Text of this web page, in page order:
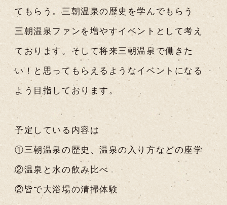
てもらう。三朝温泉の歴史を学んでもらう
三朝温泉ファンを増やすイベントとして考え
ております。そして将来三朝温泉で働きた
い！と思ってもらえるようなイベントになる
よう目指しております。
予定している内容は
①三朝温泉の歴史、温泉の入り方などの座学
②温泉と水の飲み比べ
②皆で大浴場の清掃体験